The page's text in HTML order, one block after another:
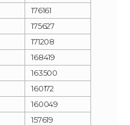
176161
175627
171208
168419
163500
160172
160049
157619